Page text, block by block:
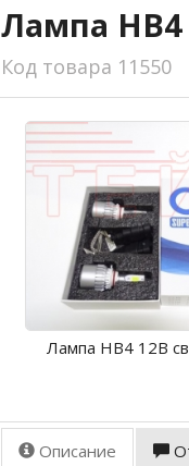
Лампа НB4
Код товара 11550
Лампа НB4 12В
Описание